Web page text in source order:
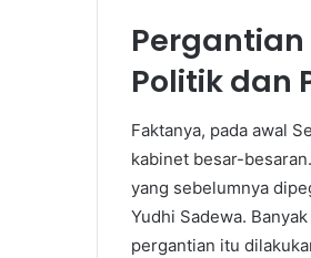
Politik dan
Faktanya, pada awal
kabinet besar-
yang sebelumnya
Yudhi Sadewa.
pergantian itu